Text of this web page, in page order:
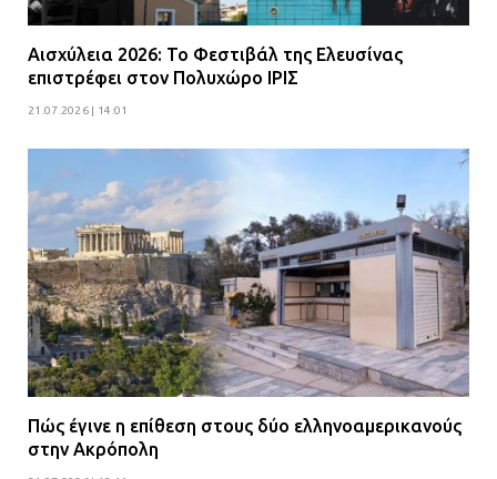
Αισχύλεια 2026: Το Φεστιβάλ της Ελευσίνας
επιστρέφει στον Πολυχώρο ΙΡΙΣ
21.07.2026 | 14:01
Πώς έγινε η επίθεση στους δύο ελληνοαμερικανούς
στην Ακρόπολη